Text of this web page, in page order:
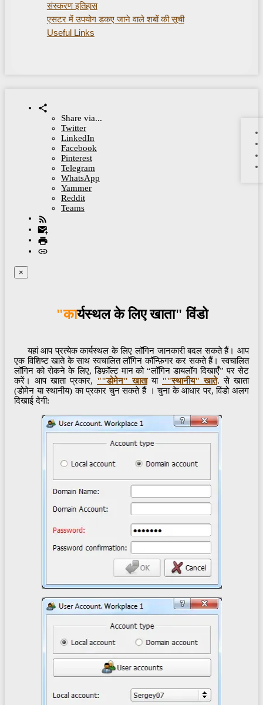
संस्करण इतिहास
एसटर में उपयोग डकए जाने वाले शबों की सूची
Useful Links
Share via...
Twitter
LinkedIn
Facebook
Pinterest
Telegram
WhatsApp
Yammer
Reddit
Teams
×
"कार्यस्थल के लिए खाता" विंडो
यहां आप प्रत्येक कार्यस्थल के लिए लॉगिन जानकारी बदल सकते हैं। आप
एक विशिष्ट खाते के साथ स्वचालित लॉगिन कॉन्फ़िगर कर सकते हैं। स्वचालित
लॉगिन को रोकने के लिए, डिफ़ॉल्ट मान को “लॉगिन डायलॉग दिखाएँ” पर सेट
करें। आप खाता प्रकार, ""डोमेन" खाताया ""स्थानीय" खाते. से खाता
(डोमेन या स्थानीय) का प्रकार चुन सकते हैं । चुना के आधार पर, विंडो अलग
दिखाई देगी: